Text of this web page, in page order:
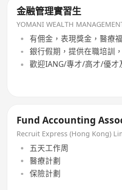
金融管理實習生
YOMANI WEALTH
有佣金，表現獎金，醫療
銀行假期，提供在職培訓
歡迎IANG/專才/高才/優才
Fund Accounting
Recruit Express (Hong Kong)
五天工作周
醫療計劃
保險計劃